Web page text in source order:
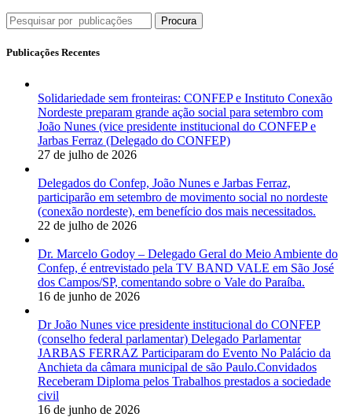
Procura
Publicações Recentes
Solidariedade sem fronteiras: CONFEP e Instituto Conexão
Nordeste preparam grande ação social para setembro com
João Nunes (vice presidente institucional do CONFEP e
Jarbas Ferraz (Delegado do CONFEP)
27 de julho de 2026
Delegados do Confep, João Nunes e Jarbas Ferraz,
participarão em setembro de movimento social no nordeste
(conexão nordeste), em benefício dos mais necessitados.
22 de julho de 2026
Dr. Marcelo Godoy – Delegado Geral do Meio Ambiente do
Confep, é entrevistado pela TV BAND VALE em São José
dos Campos/SP, comentando sobre o Vale do Paraíba.
16 de junho de 2026
Dr João Nunes vice presidente institucional do CONFEP
(conselho federal parlamentar) Delegado Parlamentar
JARBAS FERRAZ Participaram do Evento No Palácio da
Anchieta da câmara municipal de são Paulo.Convidados
Receberam Diploma pelos Trabalhos prestados a sociedade
civil
16 de junho de 2026